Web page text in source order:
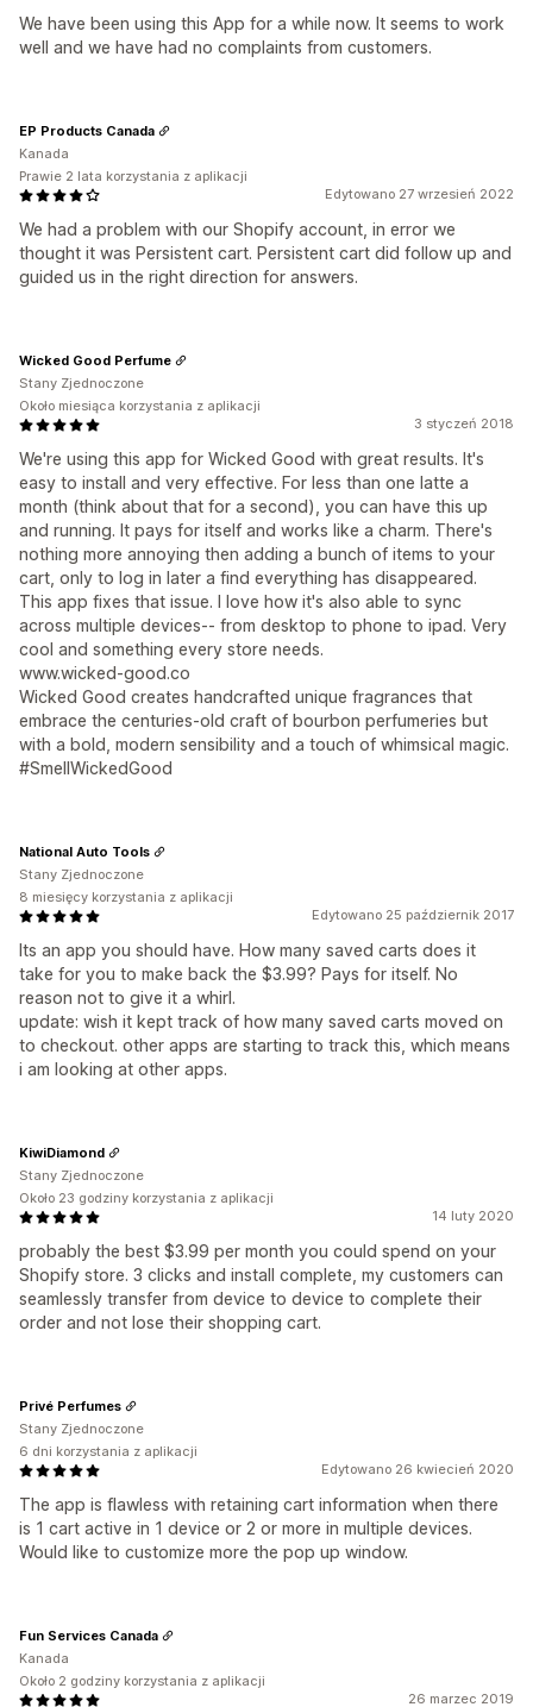
We have been using this App for a while now. It seems to work
well and we have had no complaints from customers.
Edytowano 27 wrzesień 2022
We had a problem with our Shopify account, in error we
thought it was Persistent cart. Persistent cart did follow up and
guided us in the right direction for answers.
EP Products Canada
Kanada
Prawie 2 lata korzystania z aplikacji
3 styczeń 2018
We're using this app for Wicked Good with great results. It's
easy to install and very effective. For less than one latte a
month (think about that for a second), you can have this up
and running. It pays for itself and works like a charm. There's
nothing more annoying then adding a bunch of items to your
cart, only to log in later a find everything has disappeared.
This app fixes that issue. I love how it's also able to sync
across multiple devices-- from desktop to phone to ipad. Very
cool and something every store needs.
www.wicked-good.co
Wicked Good creates handcrafted unique fragrances that
embrace the centuries-old craft of bourbon perfumeries but
with a bold, modern sensibility and a touch of whimsical magic.
#SmellWickedGood
Wicked Good Perfume
Stany Zjednoczone
Około miesiąca korzystania z aplikacji
Edytowano 25 październik 2017
Its an app you should have. How many saved carts does it
take for you to make back the $3.99? Pays for itself. No
reason not to give it a whirl.
update: wish it kept track of how many saved carts moved on
to checkout. other apps are starting to track this, which means
i am looking at other apps.
National Auto Tools
Stany Zjednoczone
8 miesięcy korzystania z aplikacji
14 luty 2020
probably the best $3.99 per month you could spend on your
Shopify store. 3 clicks and install complete, my customers can
seamlessly transfer from device to device to complete their
order and not lose their shopping cart.
KiwiDiamond
Stany Zjednoczone
Około 23 godziny korzystania z aplikacji
Edytowano 26 kwiecień 2020
The app is flawless with retaining cart information when there
is 1 cart active in 1 device or 2 or more in multiple devices.
Would like to customize more the pop up window.
Privé Perfumes
Stany Zjednoczone
6 dni korzystania z aplikacji
26 marzec 2019
Fun Services Canada
Kanada
Około 2 godziny korzystania z aplikacji